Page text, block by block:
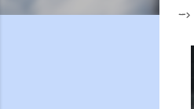
->